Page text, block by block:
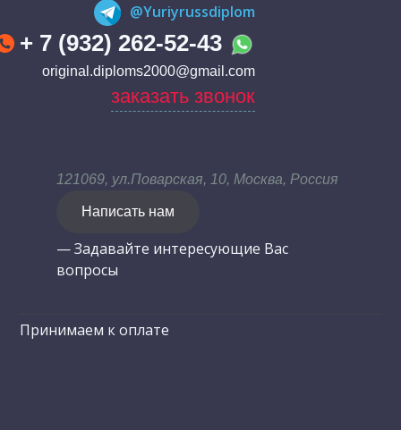
@Yuriyrussdiplom
+ 7 (932) 262-52-43
original.diploms2000@gmail.com
заказать звонок
121069, ул.Поварская, 10, Москва, Россия
Написать нам
— Задавайте интересующие Вас
вопросы
Принимаем к оплате